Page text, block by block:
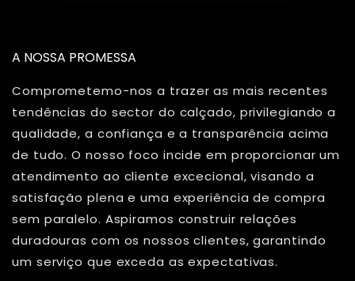
A NOSSA PROMESSA
Comprometemo-nos a trazer as mais recentes
tendências do sector do calçado, privilegiando a
qualidade, a confiança e a transparência acima
de tudo. O nosso foco incide em proporcionar um
atendimento ao cliente excecional, visando a
satisfação plena e uma experiência de compra
sem paralelo. Aspiramos construir relações
duradouras com os nossos clientes, garantindo
um serviço que exceda as expectativas.